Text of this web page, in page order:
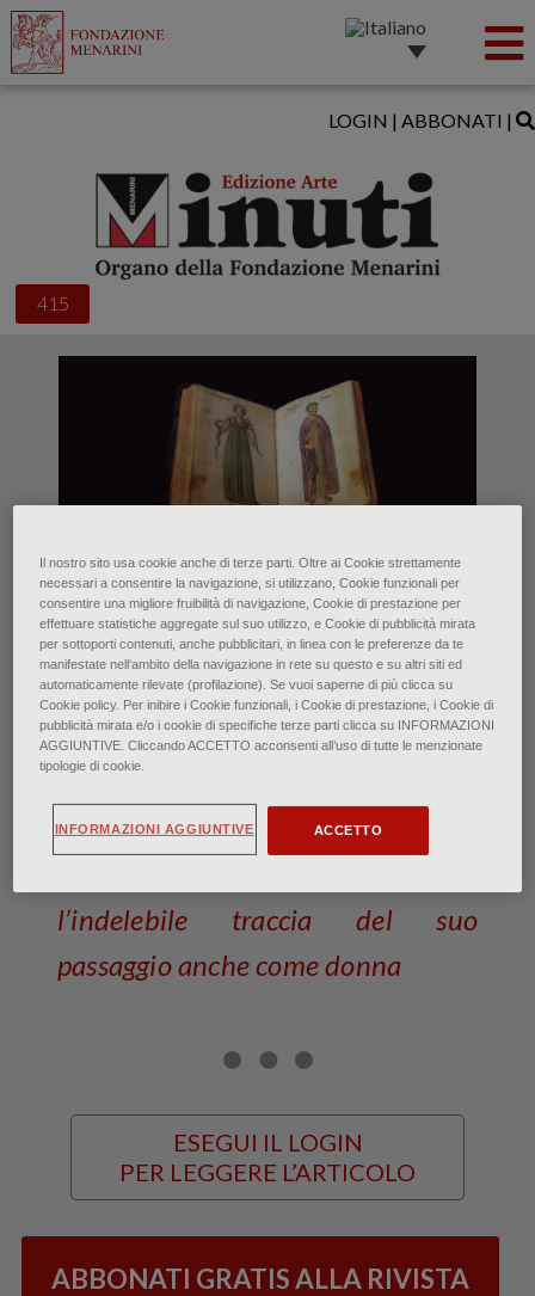
415
LOGIN | ABBONATI |
Immagine dell’allestimento - © Daniele Bottallo / DB
Studio Agency
Cleopatra: La donna, la regina,
il mito
di Anna Martinelli • Gennaio 2025
Forte e indipendente, è davvero il
l’indelebile traccia del suo
passaggio anche come donna
ESEGUI IL LOGIN
PER LEGGERE L’ARTICOLO
ABBONATI GRATIS ALLA RIVISTA
Il nostro sito usa cookie anche di terze parti. Oltre ai Cookie strettamente
necessari a consentire la navigazione, si utilizzano, Cookie funzionali per
consentire una migliore fruibilità di navigazione, Cookie di prestazione per
effettuare statistiche aggregate sul suo utilizzo, e Cookie di pubblicità mirata
per sottoporti contenuti, anche pubblicitari, in linea con le preferenze da te
manifestate nell‘ambito della navigazione in rete su questo e su altri siti ed
automaticamente rilevate (profilazione). Se vuoi saperne di più clicca su
Cookie policy. Per inibire i Cookie funzionali, i Cookie di prestazione, i Cookie di
pubblicità mirata e/o i cookie di specifiche terze parti clicca su INFORMAZIONI
AGGIUNTIVE. Cliccando ACCETTO acconsenti all’uso di tutte le menzionate
tipologie di cookie.
ACCETTO
INFORMAZIONI AGGIUNTIVE